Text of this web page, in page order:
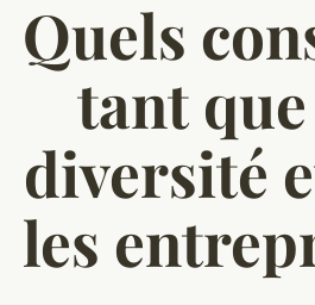
Quels
tant
diversité
les